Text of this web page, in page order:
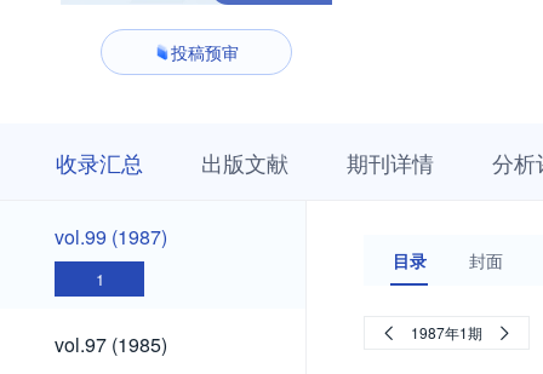
投稿预审
收录汇总 出版文献 期刊详情 分析
vol.99
(1987)
vol.99 (1987)
1
vol.97
(1985)
vol.97 (1985)
目录 封面
1987年1期